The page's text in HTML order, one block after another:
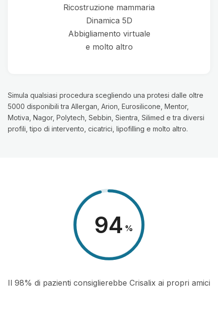
Ricostruzione mammaria
Dinamica 5D
Abbigliamento virtuale
e molto altro
Simula qualsiasi procedura scegliendo una protesi dalle oltre
5000 disponibili tra Allergan, Arion, Eurosilicone, Mentor,
Motiva, Nagor, Polytech, Sebbin, Sientra, Silimed e tra diversi
profili, tipo di intervento, cicatrici, lipofilling e molto altro.
98 %
Il 98% di pazienti consiglierebbe Crisalix ai propri amici